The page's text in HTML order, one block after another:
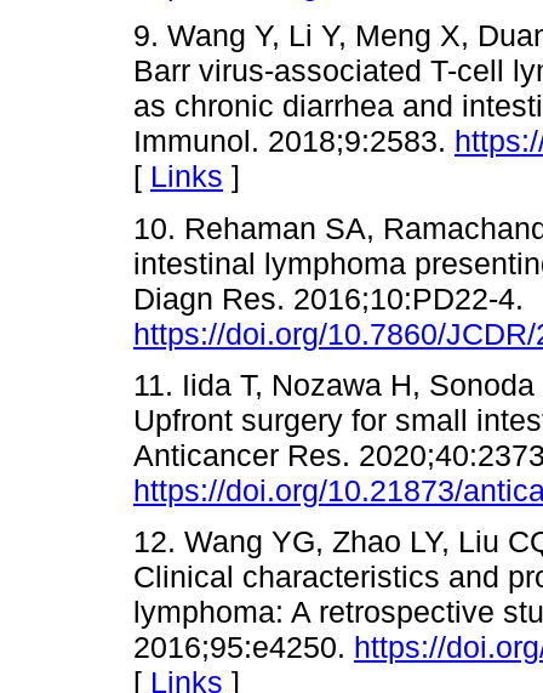
9. Wang Y, Li Y, Meng X,
Barr virus-associated T-cell
as chronic diarrhea and
Immunol. 2018;9:2583.
[ Links ]
10. Rehaman SA,
intestinal lymphoma
Diagn Res. 2016;10:PD22-4.
https://doi.org/10.7860/
11. Iida T, Nozawa H,
Upfront surgery for small
Anticancer Res.
https://doi.org/10.21873/
12. Wang YG, Zhao LY, Liu
Clinical characteristics and
lymphoma: A retrospective
2016;95:e4250. https://
[ Links ]